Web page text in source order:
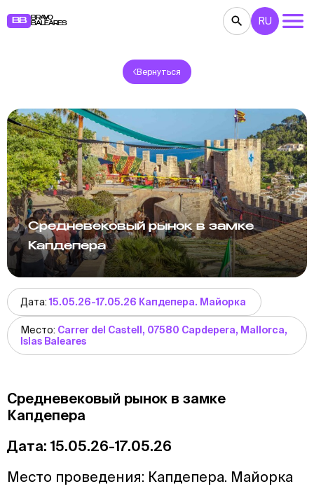
BB
BRAVO
BALEARES
КОНЦЕРТЫ ТЕАТР
РЕСТОРАНЫ ЯРМАРКИ ВЕЧЕРИНКИ
ДЕТЯМ BB NOTE
RU
Вернуться
Средневековый рынок в замке
Капдепера
Дата:15.05.26-17.05.26 Капдепера. Майорка
Место: Carrer del Castell, 07580 Capdepera, Mallorca,
Islas Baleares
Средневековый рынок в замке
Капдепера
Дата: 15.05.26-17.05.26
Место проведения: Капдепера. Майорка